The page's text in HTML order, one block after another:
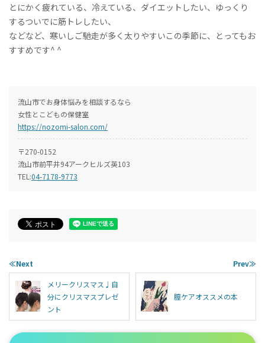
とにかく疲れている、冷えている、ダイエットしたい、ゆっくり
するついでに筋トレしたい、
などなど、寒いしご馳走が多く太りやすいこの季節に、とってもお
すすめです^ ^
流山市でお身体悩みを相談するなら
女性とこどもの保健室
https://nozomi-salon.com/
〒270-0152
流山市前平井94アークヒルズ英103
TEL:04-7178-9773
≪Next
メリークリスマス♩自
分にクリスマスプレゼ
ント
Prev≫
膣ケアオススメの本